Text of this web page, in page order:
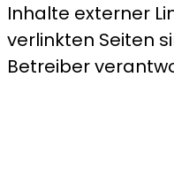
Inhalte externer
verlinkten Seiten
Betreiber